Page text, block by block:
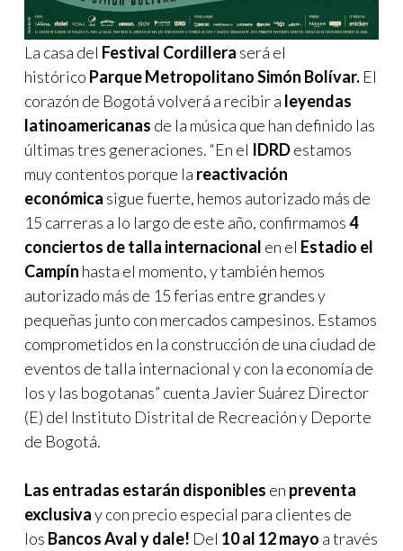
La casa del Festival Cordillera será el
histórico Parque Metropolitano Simón Bolívar. El
corazón de Bogotá volverá a recibir a leyendas
latinoamericanas de la música que han definido las
últimas tres generaciones. “En el IDRDestamos
muy contentos porque la reactivación
económica sigue fuerte, hemos autorizado más de
15 carreras a lo largo de este año, confirmamos4
conciertos de talla internacional en el Estadio el
Campín hasta el momento, y también hemos
autorizado más de 15 ferias entre grandes y
pequeñas junto con mercados campesinos. Estamos
comprometidos en la construcción de una ciudad de
eventos de talla internacional y con la economía de
los y las bogotanas” cuenta Javier Suárez Director
(E) del Instituto Distrital de Recreación y Deporte
de Bogotá.
Las entradas estarán disponibles en preventa
exclusivay con precio especial para clientes de
los Bancos Aval y dale! Del 10 al 12 mayo a través